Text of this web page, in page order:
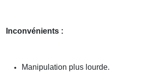
Inconvénients :
Manipulation plus lourde.